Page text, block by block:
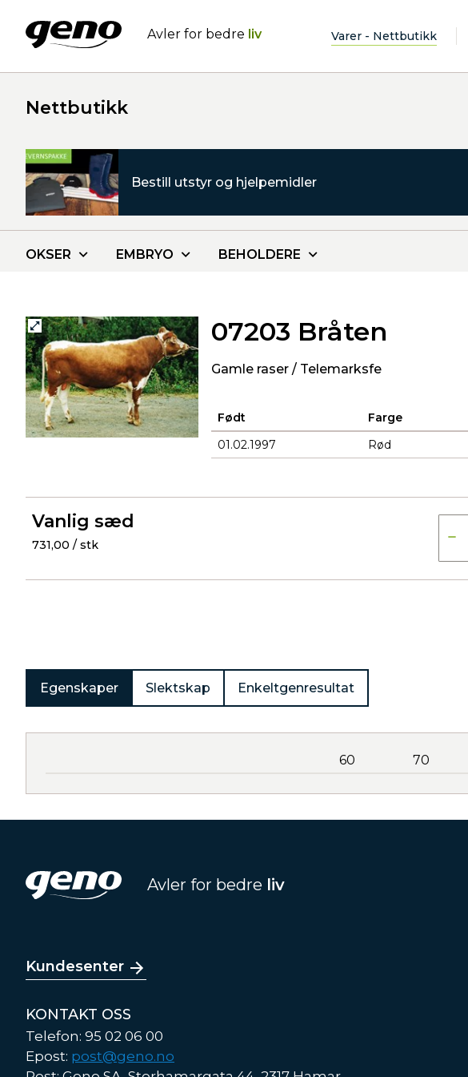
Avler for bedre liv Varer - Nettbutikk
Nettbutikk
Bestill utstyr og hjelpemidler
OKSER EMBRYO BEHOLDERE
07203 Bråten
Gamle raser / Telemarksfe
Født Farge
01.02.1997
Rød
Vanlig sæd
731,00 / stk
Egenskaper Slektskap Enkeltgenresultat
60 70
Avler for bedre liv
Kundesenter
KONTAKT OSS
Telefon: 95 02 06 00
Epost: post@geno.no